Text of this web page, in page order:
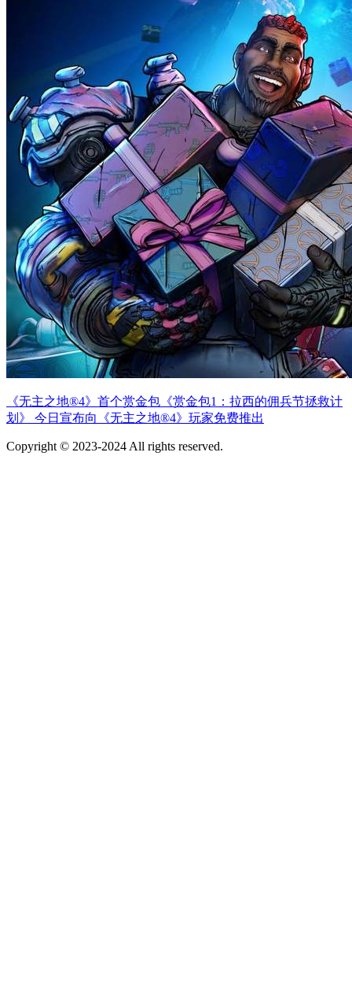
《无主之地®4》首个赏金包《赏金包1：拉西的佣兵节拯救计
划》 今日宣布向《无主之地®4》玩家免费推出
Copyright © 2023-2024 All rights reserved.